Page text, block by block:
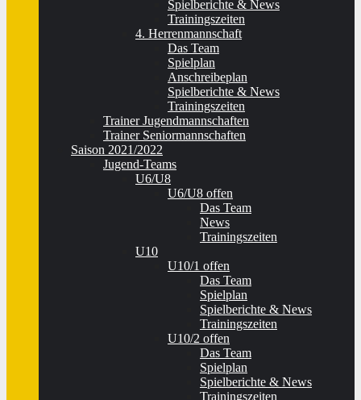
Spielberichte & News
Trainingszeiten
4. Herrenmannschaft
Das Team
Spielplan
Anschreibeplan
Spielberichte & News
Trainingszeiten
Trainer Jugendmannschaften
Trainer Seniormannschaften
Saison 2021/2022
Jugend-Teams
U6/U8
U6/U8 offen
Das Team
News
Trainingszeiten
U10
U10/1 offen
Das Team
Spielplan
Spielberichte & News
Trainingszeiten
U10/2 offen
Das Team
Spielplan
Spielberichte & News
Trainingszeiten